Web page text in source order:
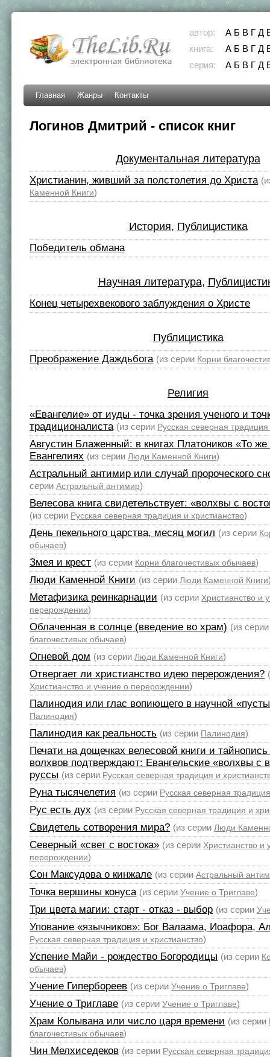
автор: А Б В Г Д
книга:
А Б В Г Д
серия:
А Б В Г Д
Главная Жанры Контакты
Логинов Дмитрий - список книг
Документальная литература
Христианин, живший за полстолетия до Христа
Каменной Книги)
История, Публицистика
Победитель обмана
Научная литература,
Конец четырехвекового заблуждения о Христе
Публицистика
Преображение Даждьбога (из серии Корни
Религия
«Евангелие» от иуды - точка зрения ученого и
традиционалиста (из серии Русская северная
Августин Блаженный: в книгах Платоников «То
Евангелиях (из серии Люди Каменной Книги)
Астральный антимир или случай пророческого
серииАстральный антимир)
Велесова книга свидетельствует: «волхвы с
(из серии Русская северная традиция и христианство)
День пекельного царства, месяц могил (из серии
обычаев)
Змея и крест (из серии Корни благочестивых обычаев)
Люди Каменной Книги (из серии Люди Каменной Книги
Метафизика реинкарнации (из серии Христианство и
перерождении)
Облаченная в солнце (введение во храм) (из
благочестивых обычаев)
Огневой дом (из серии Люди Каменной Книги)
Отвергает ли христианство идею перерождения?
Христианство и учение о перерождении)
Палинодия или глас вопиющего в научной
Палинодия)
Палинодия как реальность (из серии Палинодия)
Печати на дощечках велесовой книги и тайнопись
волхвов подтверждают: Евангельские «волхвы с
руссы (из серии Русская северная традиция и
Руна тысячелетия (из серии Русская северная
Рус есть дух (из серии Русская северная традиция и
Свидетель сотворения мира? (из серии Люди
Северный «свет с востока» (из серии Христианство и
перерождении)
Сон Максудова о кинжале (из серииАстральный
Точка вершины конуса (из серииУчение о Триглаве)
Три цвета магии: старт - отказ - выбор (из серии
Упование «язычников»: Бог Валаама, Иоафора,
Русская северная традиция и христианство)
Успение Майи - рождество Богородицы (из серии
обычаев)
Учение Гипербореев (из серииУчение о Триглаве)
Учение о Триглаве (из серииУчение о Триглаве)
Храм Колывана или число царя времени (из серии
благочестивых обычаев)
Чин Мелхиседеков (из серии Русская северная